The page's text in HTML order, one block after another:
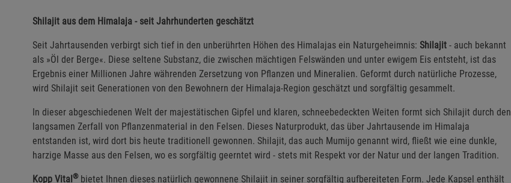
Shilajit aus dem Himalaja - seit Jahrhunderten geschätzt
Seit Jahrtausenden verbirgt sich tief in den unberührten Höhen des Himalajas ein Naturgeheimnis: Shilajit - auch bekannt
als »Öl der Berge«. Diese seltene Substanz, die zwischen mächtigen Felswänden und unter ewigem Eis entsteht, ist das
Ergebnis einer Millionen Jahre währenden Zersetzung von Pflanzen und Mineralien. Geformt durch natürliche Prozesse,
wird Shilajit seit Generationen von den Bewohnern der Himalaja-Region geschätzt und sorgfältig gesammelt.
In dieser abgeschiedenen Welt der majestätischen Gipfel und klaren, schneebedeckten Weiten formt sich Shilajit durch den
langsamen Zerfall von Pflanzenmaterial in den Felsen. Dieses Naturprodukt, das über Jahrtausende im Himalaja
entstanden ist, wird dort bis heute traditionell gewonnen. Shilajit, das auch Mumijo genannt wird, fließt wie eine dunkle,
harzige Masse aus den Felsen, wo es sorgfältig geerntet wird - stets mit Respekt vor der Natur und der langen Tradition.
Kopp Vital®bietet Ihnen dieses natürlich gewonnene Shilajit in seiner sorgfältig aufbereiteten Form. Jede Kapsel enthält